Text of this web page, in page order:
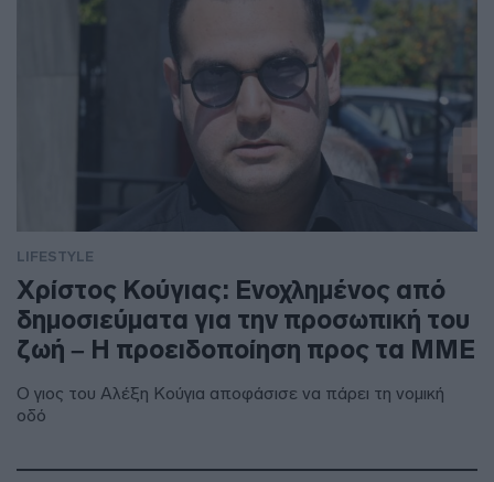
LIFESTYLE
Χρίστος Κούγιας: Ενοχλημένος από
δημοσιεύματα για την προσωπική του
ζωή – Η προειδοποίηση προς τα ΜΜΕ
Ο γιος του Αλέξη Κούγια αποφάσισε να πάρει τη νομική
οδό